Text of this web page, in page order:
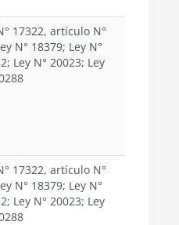
17322, artículo N°
N° 18379; Ley N°
Ley N° 20023; Ley
17322, artículo N°
N° 18379; Ley N°
Ley N° 20023; Ley